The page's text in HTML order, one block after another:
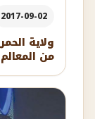
2017-09-02
ولاية
من المعالم